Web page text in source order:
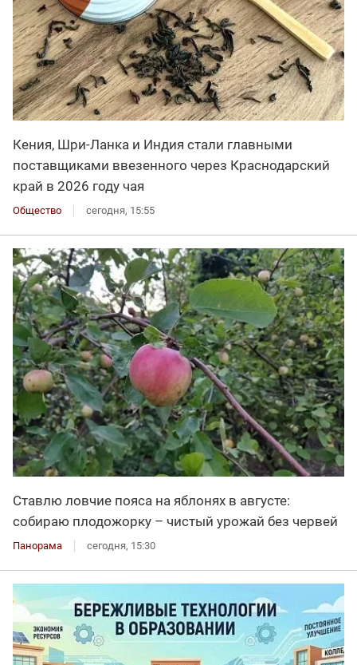
Кения, Шри-Ланка и Индия стали главными
поставщиками ввезенного через Краснодарский
край в 2026 году чая
Общество сегодня, 15:55
Ставлю ловчие пояса на яблонях в августе:
собираю плодожорку – чистый урожай без червей
Панорама сегодня, 15:30